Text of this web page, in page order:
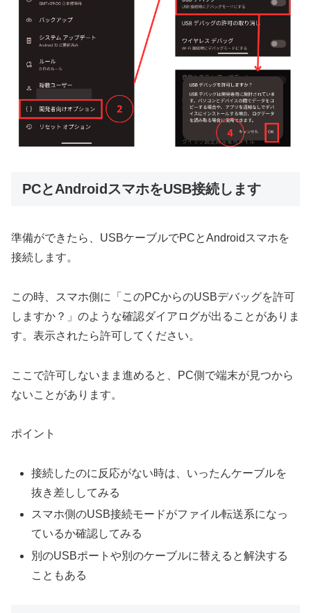
PCとAndroidスマホをUSB接続します
準備ができたら、USBケーブルでPCとAndroidスマホを
接続します。
この時、スマホ側に「このPCからのUSBデバッグを許可
しますか？」のような確認ダイアログが出ることがありま
す。表示されたら許可してください。
ここで許可しないまま進めると、PC側で端末が見つから
ないことがあります。
ポイント
接続したのに反応がない時は、いったんケーブルを
抜き差ししてみる
スマホ側のUSB接続モードがファイル転送系になっ
ているか確認してみる
別のUSBポートや別のケーブルに替えると解決する
こともある